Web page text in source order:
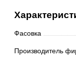
Фасовка
Производитель